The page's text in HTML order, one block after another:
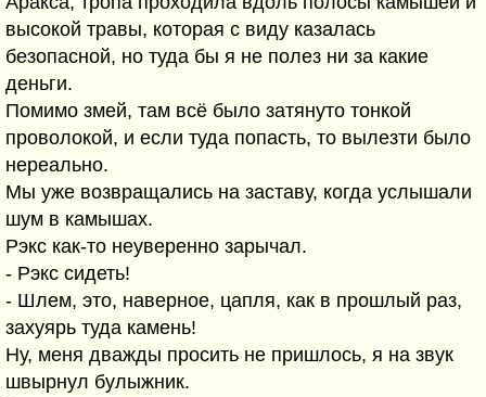
высокой травы, которая с виду казалась
безопасной, но туда бы я не полез ни за какие
деньги.
Помимо змей, там всё было затянуто тонкой
проволокой, и если туда попасть, то вылезти было
нереально.
Мы уже возвращались на заставу, когда услышали
шум в камышах.
Рэкс как-то неуверенно зарычал.
- Рэкс сидеть!
- Шлем, это, наверное, цапля, как в прошлый раз,
захуярь туда камень!
Ну, меня дважды просить не пришлось, я на звук
швырнул булыжник.